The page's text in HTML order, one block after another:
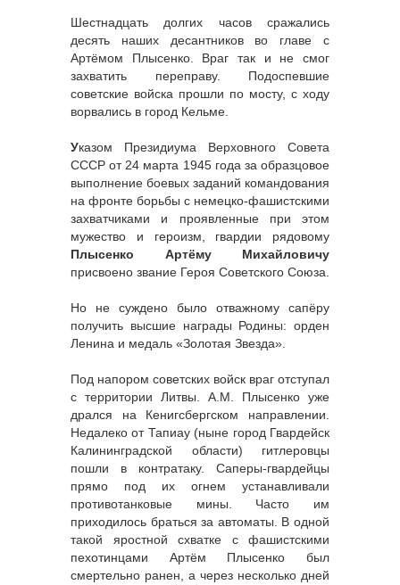
Шестнадцать долгих часов сражались
десять наших десантников во главе с
Артёмом Плысенко. Враг так и не смог
захватить переправу. Подоспевшие
советские войска прошли по мосту, с ходу
ворвались в город Кельме.
Указом Президиума Верховного Совета
СССР от 24 марта 1945 года за образцовое
выполнение боевых заданий командования
на фронте борьбы с немецко-фашистскими
захватчиками и проявленные при этом
мужество и героизм, гвардии рядовому
Плысенко Артёму Михайловичу
присвоено звание Героя Советского Союза.
Но не суждено было отважному сапёру
получить высшие награды Родины: орден
Ленина и медаль «Золотая Звезда».
Под напором советских войск враг отступал
с территории Литвы. А.М. Плысенко уже
дрался на Кенигсбергском направлении.
Недалеко от Тапиау (ныне город Гвардейск
Калининградской области) гитлеровцы
пошли в контратаку. Саперы-гвардейцы
прямо под их огнем устанавливали
противотанковые мины. Часто им
приходилось браться за автоматы. В одной
такой яростной схватке с фашистскими
пехотинцами Артём Плысенко был
смертельно ранен, а через несколько дней